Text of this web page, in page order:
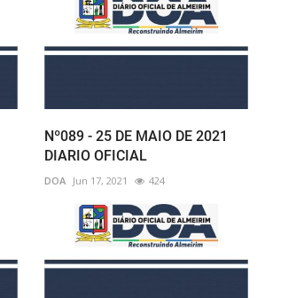
Nº089 - 25 DE MAIO DE 2021
DIARIO OFICIAL
DOA Jun 17, 2021 424